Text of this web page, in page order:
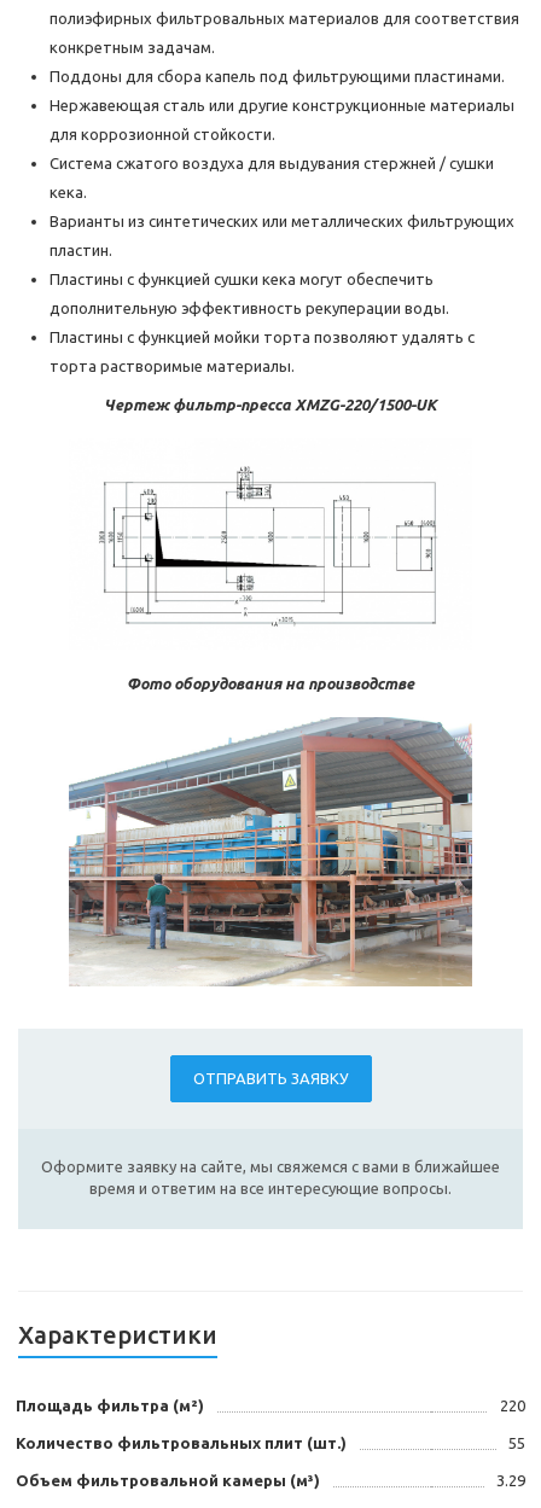
полиэфирных фильтровальных материалов для соответствия
конкретным задачам.
Поддоны для сбора капель под фильтрующими пластинами.
Нержавеющая сталь или другие конструкционные материалы
для коррозионной стойкости.
Система сжатого воздуха для выдувания стержней / сушки
кека.
Варианты из синтетических или металлических фильтрующих
пластин.
Пластины с функцией сушки кека могут обеспечить
дополнительную эффективность рекуперации воды.
Пластины с функцией мойки торта позволяют удалять с
торта растворимые материалы.
Чертеж фильтр-пресса XMZG-220/1500-UK
Фото оборудования на производстве
ОТПРАВИТЬ ЗАЯВКУ
Оформите заявку на сайте, мы свяжемся с вами в ближайшее
время и ответим на все интересующие вопросы.
Характеристики
Площадь фильтра (м²) 220
Количество фильтровальных плит (шт.) 55
Объем фильтровальной камеры (м³) 3.29